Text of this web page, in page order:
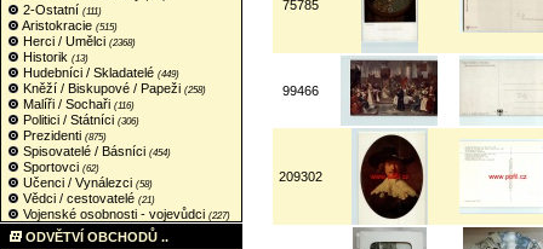
2-Ostatní (111)
Aristokracie (515)
Herci / Umělci (2368)
Historik (13)
Hudebníci / Skladatelé (449)
Kněží / Biskupové / Papeži (258)
Malíři / Sochaři (116)
Politici / Státníci (306)
Prezidenti (875)
Spisovatelé / Básníci (454)
Sportovci (62)
Učenci / Vynálezci (58)
Vědci / cestovatelé (21)
Vojenské osobnosti - vojevůdci (227)
ODVĚTVÍ OBCHODŮ ..
75785
99466
209302